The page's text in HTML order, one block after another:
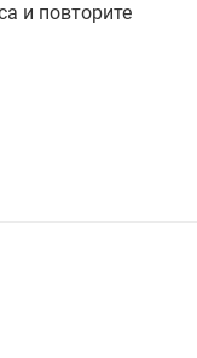
и повторите